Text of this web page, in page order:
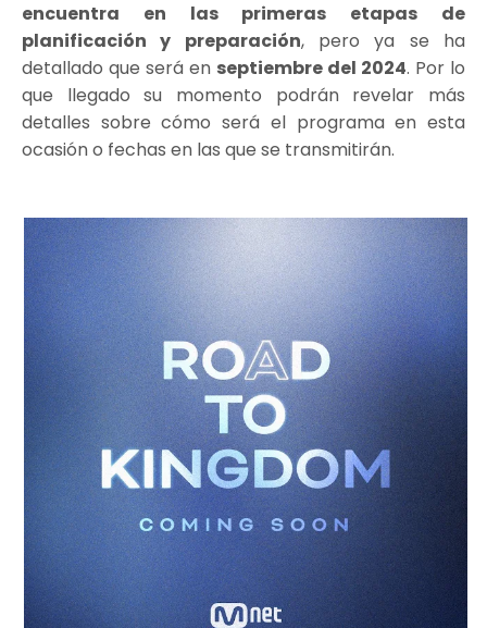
encuentra en las primeras etapas de
planificación y preparación, pero ya se ha
detallado que será en septiembre del 2024. Por lo
que llegado su momento podrán revelar más
detalles sobre cómo será el programa en esta
ocasión o fechas en las que se transmitirán.